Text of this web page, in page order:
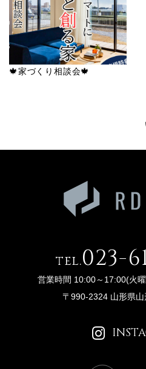
🍁家づくり相談会🍁
tel.023-
営業時間 10:00～17:00(火
〒990-2324 山形県